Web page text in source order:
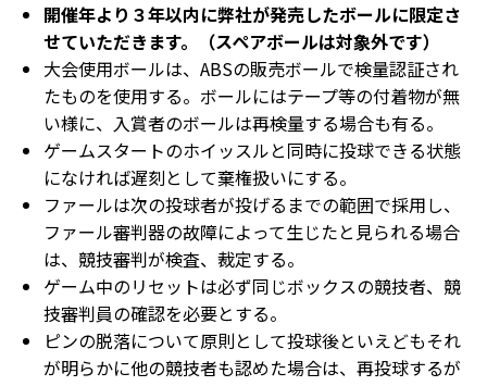
開催年より３年以内に弊社が発売したボールに限定さ
せていただきます。（スペアボールは対象外です）
大会使用ボールは、ABSの販売ボールで検量認証され
たものを使用する。ボールにはテープ等の付着物が無
い様に、入賞者のボールは再検量する場合も有る。
ゲームスタートのホイッスルと同時に投球できる状態
になければ遅刻として棄権扱いにする。
ファールは次の投球者が投げるまでの範囲で採用し、
ファール審判器の故障によって生じたと見られる場合
は、競技審判が検査、裁定する。
ゲーム中のリセットは必ず同じボックスの競技者、競
技審判員の確認を必要とする。
ピンの脱落について原則として投球後といえどもそれ
が明らかに他の競技者も認めた場合は、再投球するが